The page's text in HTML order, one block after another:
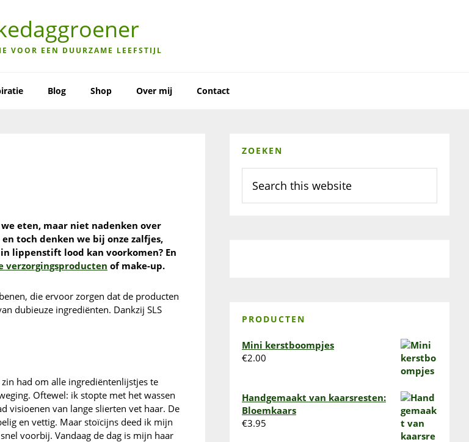
VOOR EEN DUURZAME LEEFSTIJL
Blog Shop Over mij Contact
eten, maar niet nadenken over
toch denken we bij onze zalfjes,
lippenstift lood kan voorkomen? En
verzorgingsproducten of make-up.
die ervoor zorgen dat de producten
dubieuze ingrediënten. Dankzij SLS
had om alle ingrediëntenlijstjes te
Oftewel: ik stopte met het wassen
visioenen van lange slierten vet haar. De
en vettig. Maar stoïcijns deed ik mijn
voorbij. Vandaag de dag is mijn haar
Primary
Sidebar
ZOEKEN
this
website
PRODUCTEN
Mini kerstboompjes
€2.00
Handgemaakt van kaarsresten:
Bloemkaars
€3.95